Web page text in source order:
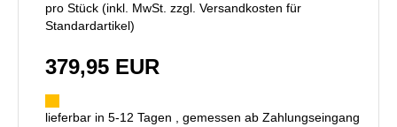
pro Stück (inkl. MwSt. zzgl. Versandkosten für
Standardartikel)
379,95 EUR
lieferbar in 5-12 Tagen , gemessen ab Zahlungseingang